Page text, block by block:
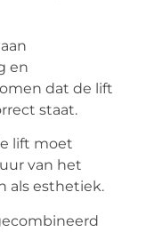
en
dat de lift
staat.
lift moet
van het
als esthetiek.